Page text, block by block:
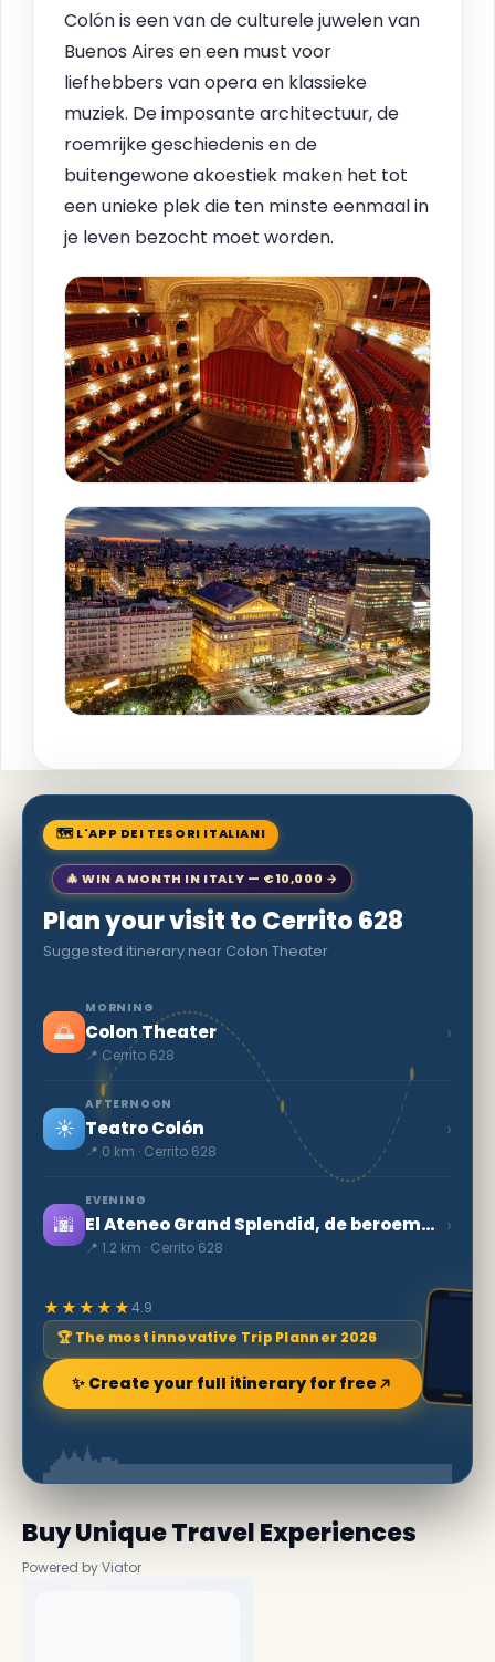
Colón is een van de culturele juwelen van
Buenos Aires en een must voor
liefhebbers van opera en klassieke
muziek. De imposante architectuur, de
roemrijke geschiedenis en de
buitengewone akoestiek maken het tot
een unieke plek die ten minste eenmaal in
je leven bezocht moet worden.
🗺 L'APP DEI TESORI ITALIANI
🎄 WIN A MONTH IN ITALY — €10,000 →
Plan your visit to Cerrito 628
Suggested itinerary near Colon Theater
🌅
MORNING
Colon Theater
📍 Cerrito 628
›
☀️
AFTERNOON
Teatro Colón
📍 0 km · Cerrito 628
›
🌆
EVENING
El Ateneo Grand Splendid, de beroemde boekhandel...
📍 1.2 km · Cerrito 628
›
★★★★★4.9
🏆 The most innovative Trip Planner 2026
✨ Create your full itinerary for free
Buy Unique Travel Experiences
Powered by Viator